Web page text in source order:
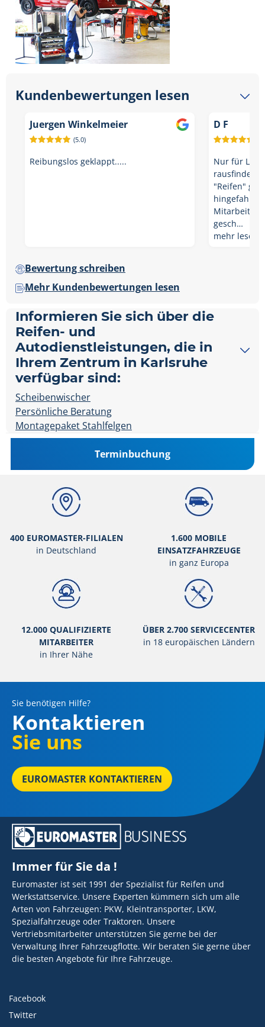
Kundenbewertungen lesen
Juergen Winkelmeier
(5.0)
Reibungslos geklappt.....
D F
Nur für
rausfinden
"Reifen"
Mitarbeiter
gesch…
mehr lesen
Bewertung schreiben
Mehr Kundenbewertungen lesen
Informieren Sie sich über die
Reifen- und
Autodienstleistungen, die in
Ihrem Zentrum in Karlsruhe
verfügbar sind:
Scheibenwischer
Persönliche Beratung
Montagepaket Stahlfelgen
Terminbuchung
400 EUROMASTER-FILIALEN
in Deutschland
1.600 MOBILE
EINSATZFAHRZEUGE
in ganz Europa
12.000 QUALIFIZIERTE
MITARBEITER
in Ihrer Nähe
ÜBER 2.700 SERVICECENTER
in 18 europäischen Ländern
Sie benötigen Hilfe?
Kontaktieren
Sie uns
EUROMASTER KONTAKTIEREN
Immer für Sie da !
Euromaster ist seit 1991 der Spezialist für Reifen und
Werkstattservice. Unsere Experten kümmern sich um alle
Arten von Fahrzeugen: PKW, Kleintransporter, LKW,
Spezialfahrzeuge oder Traktoren. Unsere
Vertriebsmitarbeiter unterstützen Sie gerne bei der
Verwaltung Ihrer Fahrzeugflotte. Wir beraten Sie gerne über
die besten Angebote für Ihre Fahrzeuge.
Facebook
Twitter